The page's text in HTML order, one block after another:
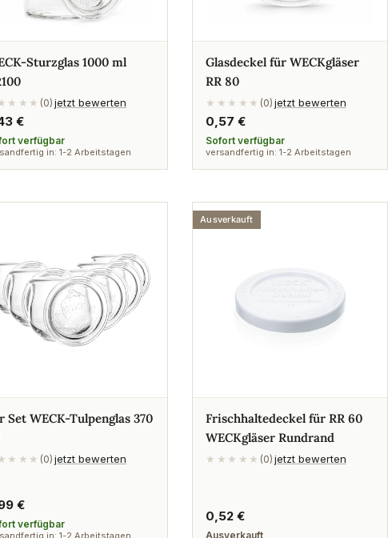
Sturzglas 1000 ml
(0) jetzt bewerten
€
verfügbar
in: 1-2 Arbeitstagen
Glasdeckel für WECKgläser
RR 80
★★★★★ (0) jetzt bewerten
Regulärer
Preis
0,57 €
Sofort verfügbar
versandfertig in: 1-2 Arbeitstagen
Set WECK-Tulpenglas 370
(0) jetzt bewerten
€
verfügbar
in: 1-2 Arbeitstagen
Ausverkauft
Frischhaltedeckel für RR 60
WECKgläser Rundrand
★★★★★ (0) jetzt bewerten
Regulärer
Preis
0,52 €
Ausverkauft